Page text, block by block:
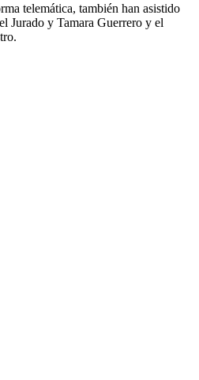
telemática, también han asistido
Jurado y Tamara Guerrero y el